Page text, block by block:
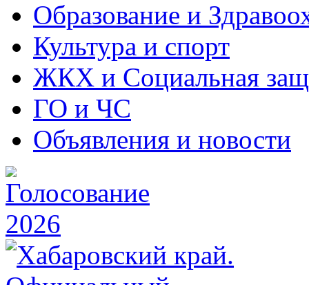
Образование и
Культура и спорт
ЖКХ и Социальная
ГО и ЧС
Объявления и новости